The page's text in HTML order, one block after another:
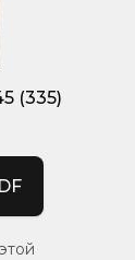
(335)